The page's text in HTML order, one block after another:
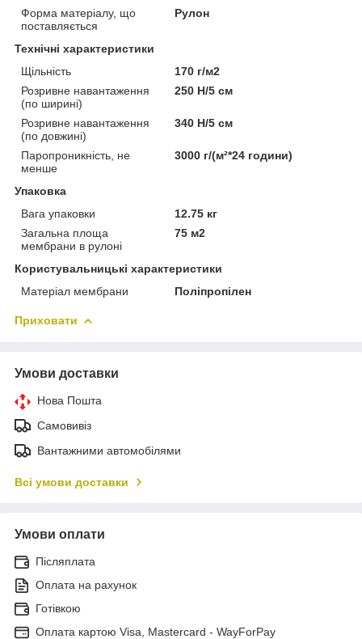
Форма матеріалу, що
поставляється
Рулон
Технічні характеристики
Щільність
170 г/м2
Розривне навантаження
(по ширині)
250 Н/5 см
Розривне навантаження
(по довжині)
340 Н/5 см
Паропроникність, не
менше
3000 г/(м²*24 години)
Упаковка
Вага упаковки
12.75 кг
Загальна площа
мембрани в рулоні
75 м2
Користувальницькі характеристики
Матеріал мембрани
Поліпропілен
Приховати
Умови доставки
Нова Пошта
Самовивіз
Вантажними автомобілями
Всі умови доставки
Умови оплати
Післяплата
Оплата на рахунок
Готівкою
Оплата картою Visa, Mastercard - WayForPay